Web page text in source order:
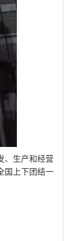
、生产和经营
国上下团结一